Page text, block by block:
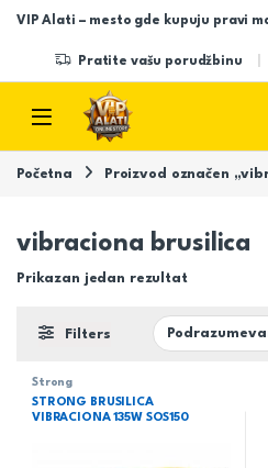
Skip to navigation
Skip to content
VIP Alati – mesto gde kupuju pravi
Pratite vašu porudžbinu
Open
Početna Proizvod označen
vibraciona brusilica
Prikazan jedan rezultat
Filters
Strong
STRONG BRUSILICA
VIBRACIONA 135W SOS150